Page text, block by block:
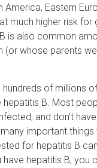
America, Eastern
much higher risk for
is also common
(or whose parents
hundreds of millions
hepatitis B. Most
and don’t
important things
for hepatitis B
have hepatitis B, you